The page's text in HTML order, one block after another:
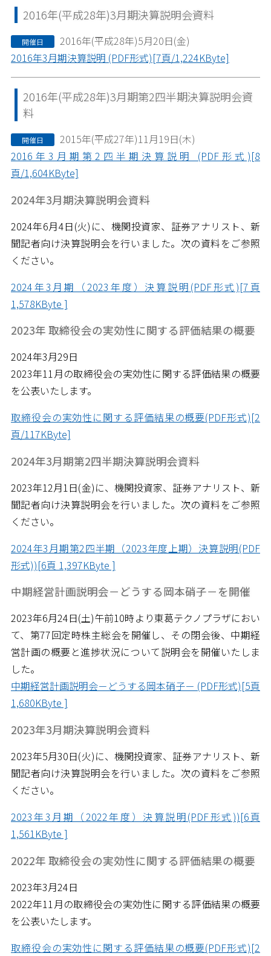
2016年(平成28年)3月期決算説明会資料
開催日
2016年(平成28年)5月20日(金)
2016年3月期決算説明 (PDF形式)[7頁/1,224KByte]
2016年(平成28年)3月期第2四半期決算説明会資
料
開催日
2015年(平成27年)11月19日(木)
2016年3月期第2四半期決算説明 (PDF形式)[8
頁/1,604KByte]
2024年3月期決算説明会資料
2024年6月4日(火)に、機関投資家、証券アナリスト、新
聞記者向け決算説明会を行いました。次の資料をご参照
ください。
2024年3月期（2023年度）決算説明(PDF形式)[7頁
1,578KByte ]
2023年 取締役会の実効性に関する評価結果の概要
2024年3月29日
2023年11月の取締役会の実効性に関する評価結果の概要
を公表いたします。
取締役会の実効性に関する評価結果の概要(PDF形式)[2
頁/117KByte]
2024年3月期第2四半期決算説明会資料
2023年12月1日(金)に、機関投資家、証券アナリスト、新
聞記者向け決算説明会を行いました。次の資料をご参照
ください。
2024年3月期第2四半期（2023年度上期）決算説明(PDF
形式))[6頁 1,397KByte ]
中期経営計画説明会－どうする岡本硝子－を開催
2023年6月24日(土)午前10時より東葛テクノプラザにおい
て、第77回定時株主総会を開催し、その閉会後、中期経
営計画の概要と進捗状況について説明会を開催いたしま
した。
中期経営計画説明会－どうする岡本硝子－ (PDF形式)[5頁
1,680KByte ]
2023年3月期決算説明会資料
2023年5月30日(火)に、機関投資家、証券アナリスト、新
聞記者向け決算説明会を行いました。次の資料をご参照
ください。
2023年3月期（2022年度）決算説明(PDF形式))[6頁
1,561KByte ]
2022年 取締役会の実効性に関する評価結果の概要
2023年3月24日
2022年11月の取締役会の実効性に関する評価結果の概要
を公表いたします。
取締役会の実効性に関する評価結果の概要(PDF形式)[2